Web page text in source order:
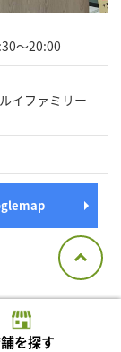
～20:00
イファミリー
を探す